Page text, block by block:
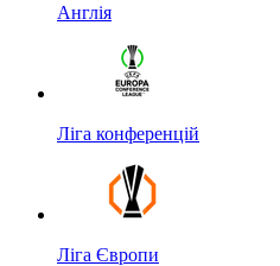
Англія
Ліга конференцій
Ліга Європи